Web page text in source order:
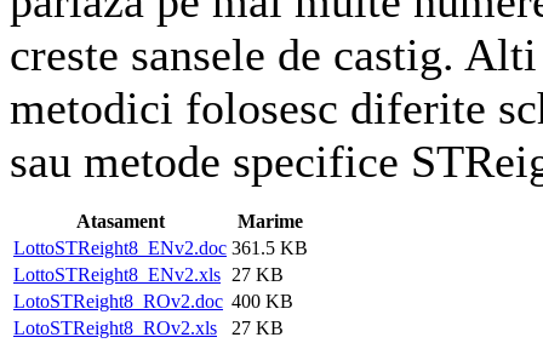
creste sansele de castig.
metodici folosesc diferite
sau metode specifice
Atasament
Marime
LottoSTReight8_ENv2.doc 361.5 KB
LottoSTReight8_ENv2.xls 27 KB
LotoSTReight8_ROv2.doc 400 KB
LotoSTReight8_ROv2.xls
27 KB